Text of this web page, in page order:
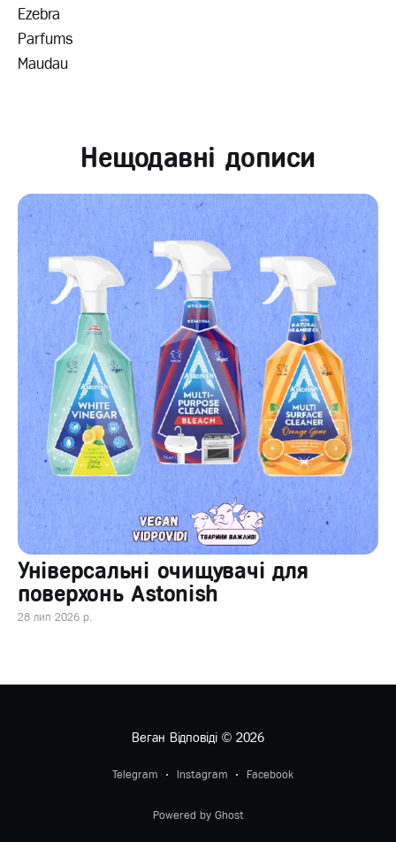
Ezebra
Parfums
Maudau
Нещодавні дописи
Універсальні очищувачі для
поверхонь Astonish
28 лип 2026 р.
Веган Відповіді© 2026
Telegram Instagram Facebook
Powered by Ghost